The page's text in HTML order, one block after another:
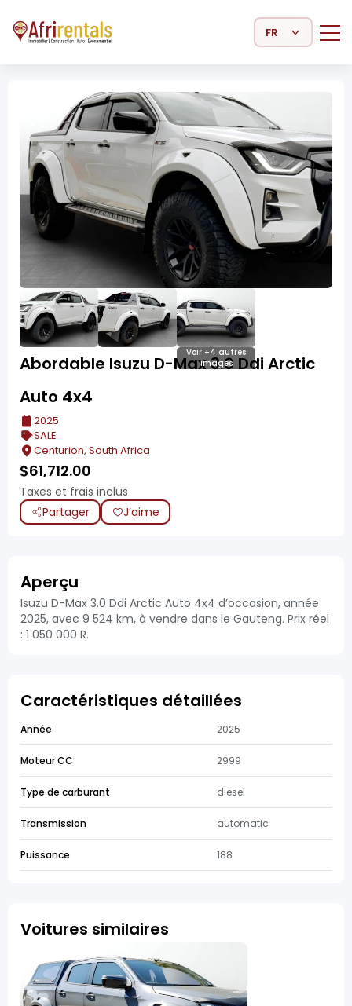
Select Language
Voir +4 autres
images
Abordable Isuzu D-Max 3.0 Ddi Arctic
Auto 4x4
2025
SALE
Centurion, South Africa
$61,712.00
Taxes et frais inclus
Partager
J’aime
Aperçu
Isuzu D-Max 3.0 Ddi Arctic Auto 4x4 d’occasion, année
2025, avec 9 524 km, à vendre dans le Gauteng. Prix réel
: 1 050 000 R.
Caractéristiques détaillées
Année 2025
Moteur CC 2999
Type de carburant diesel
Transmission automatic
Puissance 188
Voitures similaires